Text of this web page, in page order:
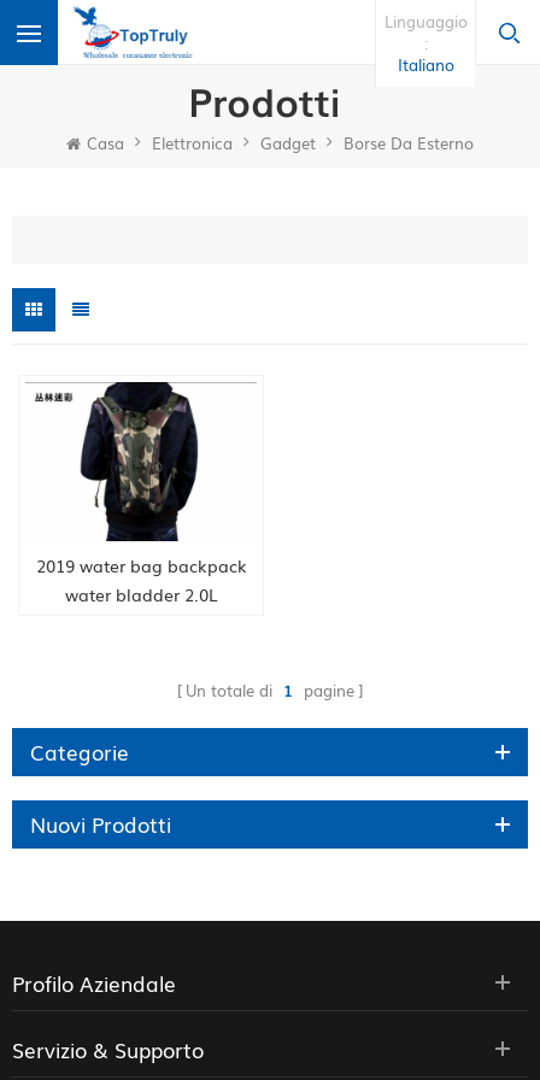
Linguaggio
:
Italiano
Prodotti
Casa Elettronica Gadget Borse Da Esterno
2019 water bag backpack
water bladder 2.0L
Un totale di 1 pagine
Categorie
Nuovi Prodotti
Profilo Aziendale
Servizio & Supporto